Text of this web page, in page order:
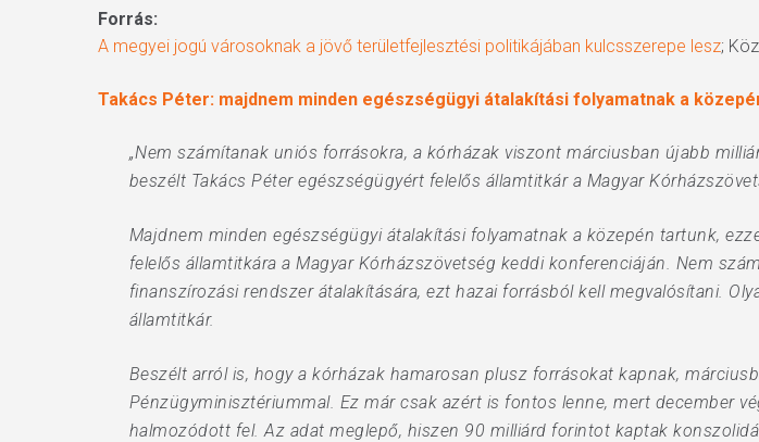
Forrás:
A megyei jogú városoknak a jövő területfejlesztési politikájában kulcsszerepe lesz;
Takács Péter: majdnem minden egészségügyi átalakítási folyamatnak a
„Nem számítanak uniós forrásokra, a kórházak viszont márciusban újabb
beszélt Takács Péter egészségügyért felelős államtitkár a Magyar
Majdnem minden egészségügyi átalakítási folyamatnak a közepén tartunk,
felelős államtitkára a Magyar Kórházszövetség keddi konferenciáján. Nem
finanszírozási rendszer átalakítására, ezt hazai forrásból kell megvalósítani.
államtitkár.
Beszélt arról is, hogy a kórházak hamarosan plusz forrásokat kapnak,
Pénzügyminisztériummal. Ez már csak azért is fontos lenne, mert december
halmozódott fel. Az adat meglepő, hiszen 90 milliárd forintot kaptak